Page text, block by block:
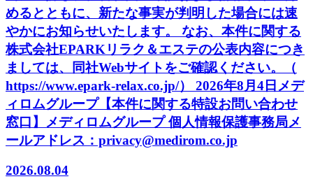
めるとともに、新たな事実が判明した場合には速
やかにお知らせいたします。 なお、本件に関する
株式会社EPARKリラク＆エステの公表内容につき
ましては、同社Webサイトをご確認ください。（
https://www.epark-relax.co.jp/） 2026年8月4日メデ
ィロムグループ【本件に関する特設お問い合わせ
窓口】メディロムグループ 個人情報保護事務局メ
ールアドレス：privacy@medirom.co.jp
2026.08.04